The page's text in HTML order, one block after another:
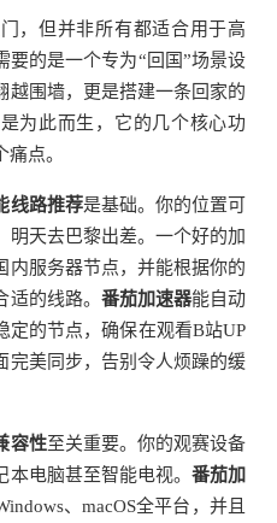
，但并非所有都适合用于高
要的是一个专为“回国”场景设
越围墙，更是搭建一条回家的
为此而生，它的几个核心功
点。
线路推荐是基础。你的位置可
明天去巴黎出差。一个好的加
内服务器节点，并能根据你的
的线路。 番茄加速器能自动
定的节点，确保在观看B站UP
完美同步，告别令人烦躁的缓
容性至关重要。你的观赛设备
电脑甚至智能电视。 番茄加
、macOS全平台，并且